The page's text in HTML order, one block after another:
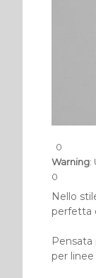
0
Warning:
0
Nello
perfetta
per